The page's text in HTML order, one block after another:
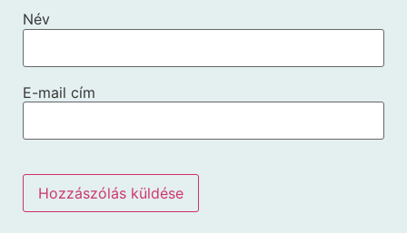
Név
E-mail cím